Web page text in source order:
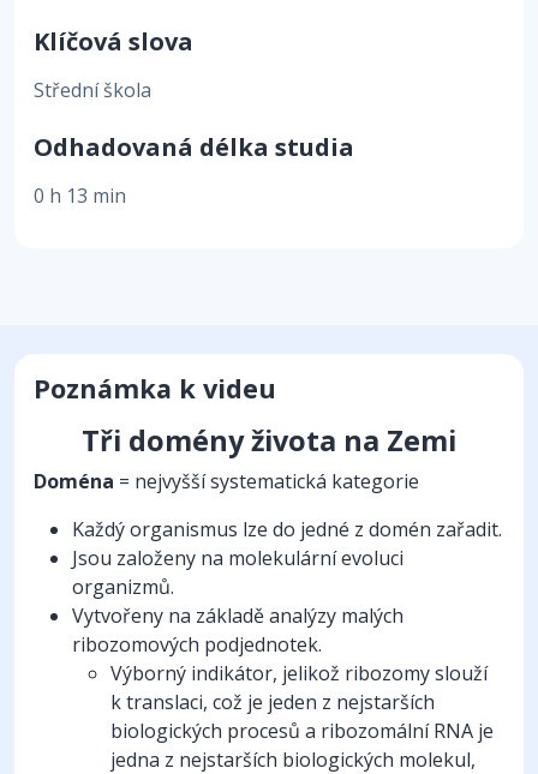
Klíčová slova
Střední škola
Odhadovaná délka studia
0 h 13 min
Poznámka k videu
Tři domény života na Zemi
Doména = nejvyšší systematická kategorie
Každý organismus lze do jedné z domén zařadit.
Jsou založeny na molekulární evoluci
organizmů.
Vytvořeny na základě analýzy malých
ribozomových podjednotek.
Výborný indikátor, jelikož ribozomy slouží
k translaci, což je jeden z nejstarších
biologických procesů a ribozomální RNA je
jedna z nejstarších biologických molekul,